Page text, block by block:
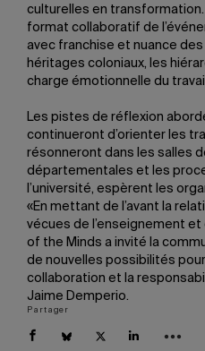
culturelles en
format collaboratif de
avec franchise et nuance
héritages coloniaux, les
charge émotionnelle du
Les pistes de réflexion
continueront d’orienter les
résonneront dans les salles
départementales et les
l’université, espèrent les
«En mettant de l’avant la
vécues de l’enseignement
of the Minds a invité la
de nouvelles possibilités
collaboration et la
Jaime Demperio.
Partager